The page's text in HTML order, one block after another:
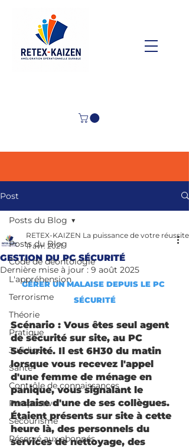
Post
Posts du Blog
Code de déontologie
L'appréhension
Terrorisme
Théorie
Pratique
Juridique
Santé
Contrôle de connaissances
Perspective
Secourisme
Réservé aux abonnés
Posts du Blog
GESTION DU PC SÉCURITÉ
RETEX-KAIZEN La puissance de votre réussite
11 avr. 2021
Dernière mise à jour : 9 août 2025
GÉRER UN MALAISE DEPUIS LE PC
SÉCURITÉ
Scénario : Vous êtes seul agent
de sécurité sur site, au PC
Sécurité. Il est 6H30 du matin
lorsque vous recevez l'appel
d'une femme de ménage en
panique, vous signalant le
malaise d'une de ses collègues.
Étaient présents sur site à cette
heure là, des personnels du
services de nettoyage, des